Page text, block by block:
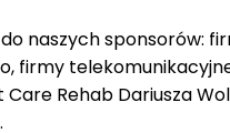
naszych sponsorów:
firmy
Rehab Dariusza